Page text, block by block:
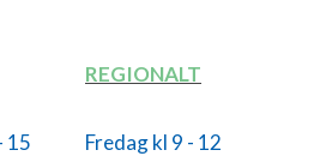
REGIONALT
15
Fredag kl 9 - 12